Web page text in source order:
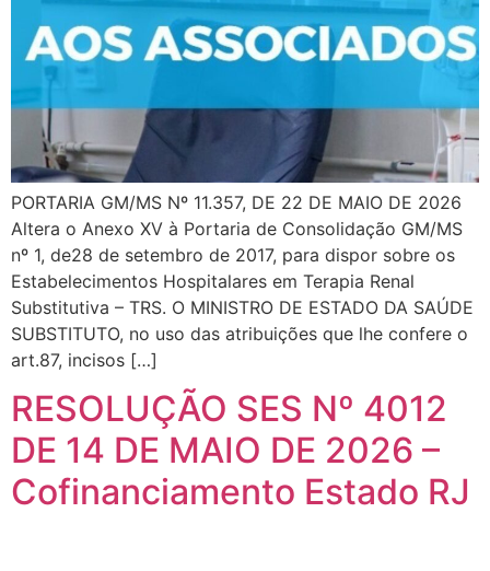
PORTARIA GM/MS Nº 11.357, DE 22 DE MAIO DE 2026
Altera o Anexo XV à Portaria de Consolidação GM/MS
nº 1, de28 de setembro de 2017, para dispor sobre os
Estabelecimentos Hospitalares em Terapia Renal
Substitutiva – TRS. O MINISTRO DE ESTADO DA SAÚDE
SUBSTITUTO, no uso das atribuições que lhe confere o
art.87, incisos […]
RESOLUÇÃO SES Nº 4012
DE 14 DE MAIO DE 2026 –
Cofinanciamento Estado RJ